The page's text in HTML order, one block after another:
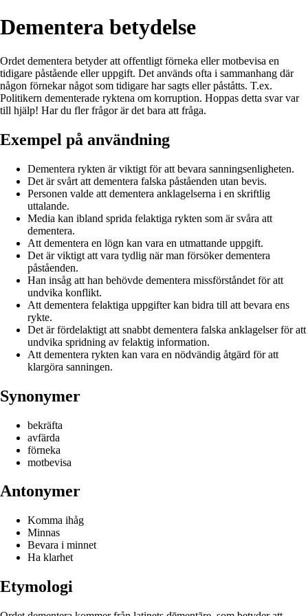
Dementera betydelse
Ordet dementera betyder att offentligt förneka eller motbevisa en
tidigare påstående eller uppgift. Det används ofta i sammanhang där
någon förnekar något som tidigare har sagts eller påståtts. T.ex.
Politikern dementerade ryktena om korruption. Hoppas detta svar var
till hjälp! Har du fler frågor är det bara att fråga.
Exempel på användning
Dementera rykten är viktigt för att bevara sanningsenligheten.
Det är svårt att dementera falska påståenden utan bevis.
Personen valde att dementera anklagelserna i en skriftlig
uttalande.
Media kan ibland sprida felaktiga rykten som är svåra att
dementera.
Att dementera en lögn kan vara en utmattande uppgift.
Det är viktigt att vara tydlig när man försöker dementera
påståenden.
Han insåg att han behövde dementera missförståndet för att
undvika konflikt.
Att dementera felaktiga uppgifter kan bidra till att bevara ens
rykte.
Det är fördelaktigt att snabbt dementera falska anklagelser för att
undvika spridning av felaktig information.
Att dementera rykten kan vara en nödvändig åtgärd för att
klargöra sanningen.
Synonymer
bekräfta
avfärda
förneka
motbevisa
Antonymer
Komma ihåg
Minnas
Bevara i minnet
Ha klarhet
Etymologi